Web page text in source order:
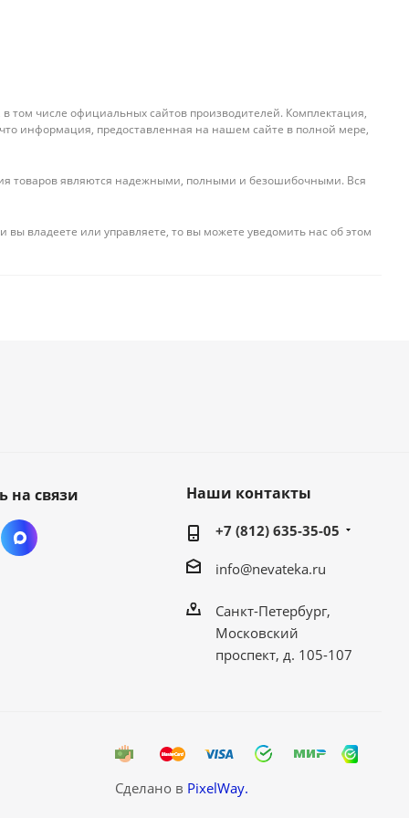
том числе официальных сайтов производителей. Комплектация,
информация, предоставленная на нашем сайте в полной мере,
товаров являются надежными, полными и безошибочными. Вся
владеете или управляете, то вы можете уведомить нас об этом
на связи Наши контакты
+7 (812) 635-35-05
info@nevateka.ru
Санкт-Петербург,
Московский
проспект, д. 105-107
Сделано в PixelWay.